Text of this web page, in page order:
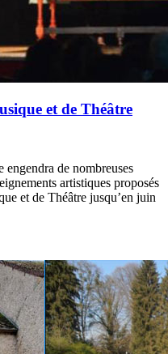
et de Théâtre
de nombreuses
artistiques proposés
et de Théâtre jusqu’en juin